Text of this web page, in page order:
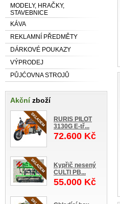
MODELY, HRAČKY,
STAVEBNICE
KÁVA
REKLAMNÍ PŘEDMĚTY
DÁRKOVÉ POUKAZY
VÝPRODEJ
PŮJĆOVNA STROJŮ
Akčnízboží
RURIS PILOT
3130G E-tř...
72.600 Kč
Kypřič nesený
CULTI PB...
55.000 Kč